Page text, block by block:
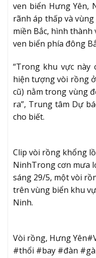
ven biển Hưng Yên,
rãnh áp thấp và
miền Bắc, hình
ven biển phía đông
“Trong khu vực này
hiện tượng vòi rồng
cũ) nằm trong vùng
ra”, Trung tâm Dự
cho biết.
Clip vòi rồng khổng
NinhTrong cơn mưa
sáng 29/5, một vòi
trên vùng biển khu
Ninh.
Vòi rồng, Hưng
#thổi #bay #đàn